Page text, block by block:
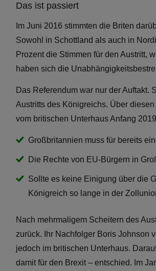
Das ist passiert
Im Juni 2016 stimmten die Briten
Sowohl in Schottland als auch in
Prozent die Stimmen für den Austritt,
haben sich die
Das Referendum war nur der
Austritts des Königreichs. Über
vom britischen Unterhaus Anfang
Großbritannien muss für bereits
Die Rechte von EU-Bürgern in
Sollte es keine Einigung über die
Königreich so lange in der
Nach mehrmaligem Scheitern des
zurück. Ihr Nachfolger Boris Johnson
jedoch im britischen Unterhaus.
damit für den Brexit – entschied. Im